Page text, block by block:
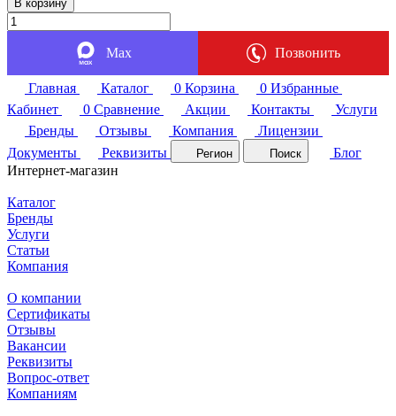
В корзину
Max Позвонить
Главная Каталог 0 Корзина 0 Избранные
Кабинет
0 Сравнение Акции Контакты
Услуги
Бренды
Отзывы Компания
Лицензии
Документы
Реквизиты Регион Поиск
Блог
Интернет-магазин
Каталог
Бренды
Услуги
Статьи
Компания
О компании
Сертификаты
Отзывы
Вакансии
Реквизиты
Вопрос-ответ
Компаниям